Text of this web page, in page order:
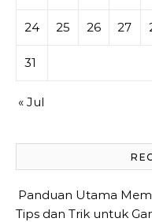
24 25 26 27
31
« Jul
Panduan Utama
Tips dan Trik untuk